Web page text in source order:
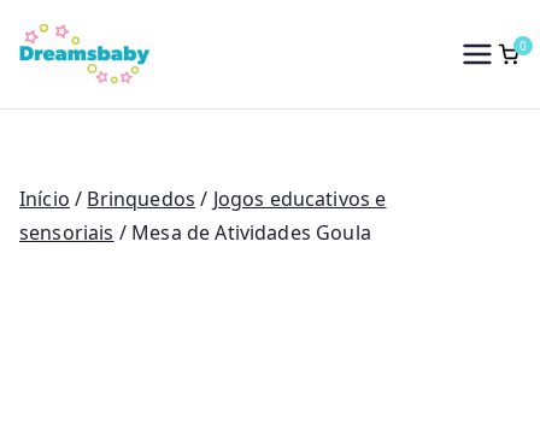
para
conteúdo
Dreams Baby
0
Início / Brinquedos / Jogos educativos e
sensoriais / Mesa de Atividades Goula